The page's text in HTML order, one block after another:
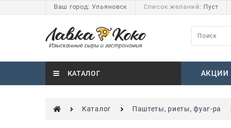
Ваш город: Ульяновск Список желаний: Пуст
КАТАЛОГ АКЦИИ
Каталог Паштеты, риеты, фуаг-ра